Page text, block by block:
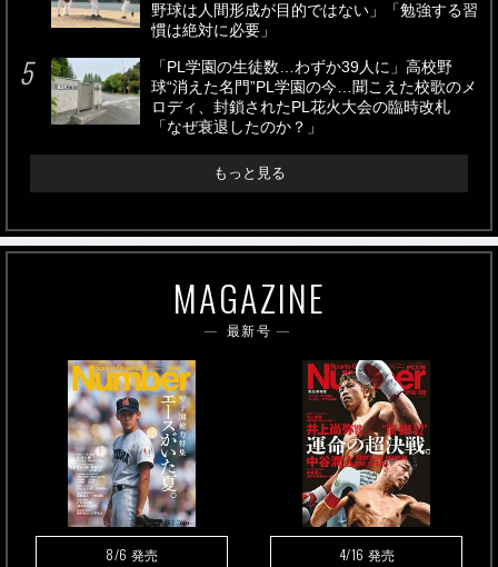
野球は人間形成が目的ではない」「勉強する習
慣は絶対に必要」
「PL学園の生徒数…わずか39人に」高校野
球“消えた名門”PL学園の今…聞こえた校歌のメ
ロディ、封鎖されたPL花火大会の臨時改札
「なぜ衰退したのか？」
もっと見る
MAGAZINE
最新号
8/6 発売 4/16 発売